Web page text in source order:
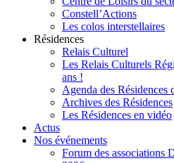
Constell’Actions
Les colos interstellaires
Résidences
Relais Culturel
Les Relais Culturels
ans !
Agenda des Résidences
Archives des Résidences
Les Résidences en vidéo
Actus
Nos événements
Forum des associations